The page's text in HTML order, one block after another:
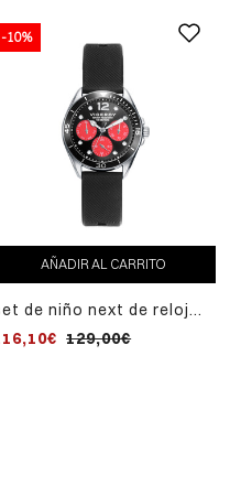
azul de regalo.
-10%
AÑADIR AL CARRITO
de niño next de reloj
cuero azul
129,00€